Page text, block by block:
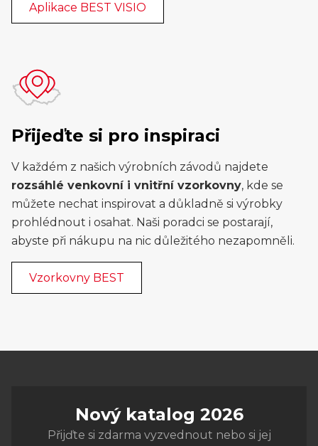
Aplikace BEST VISIO
Přijeďte si pro inspiraci
V každém z našich výrobních závodů najdete
rozsáhlé venkovní i vnitřní vzorkovny, kde se
můžete nechat inspirovat a důkladně si výrobky
prohlédnout i osahat. Naši poradci se postarají,
abyste při nákupu na nic důležitého nezapomněli.
Vzorkovny BEST
Nový katalog 2026
Přijďte si zdarma vyzvednout nebo si jej